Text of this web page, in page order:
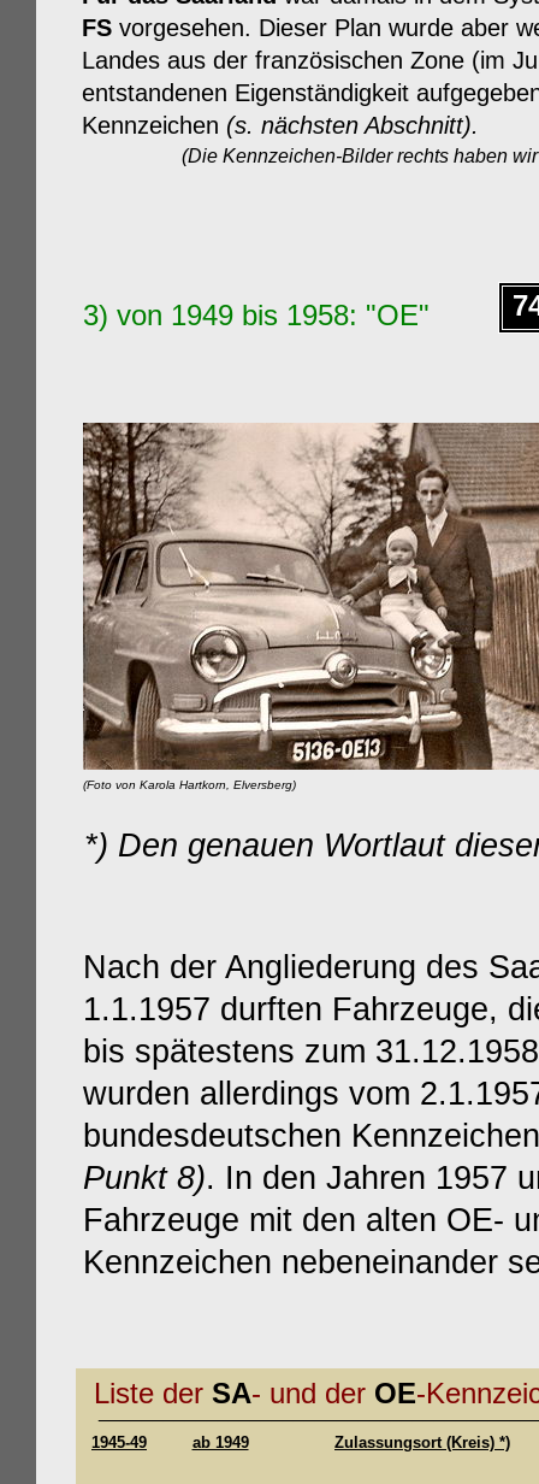
FS vorgesehen. Dieser Plan wurde aber
Landes aus der französischen Zone (im
entstandenen Eigenständigkeit
Kennzeichen (s. nächsten Abschnitt).
(Die Kennzeichen-Bilder rechts haben
3) von 1949 bis 1958: "OE"
(Foto von Karola Hartkorn, Elversberg)
*) Den genauen Wortlaut
Nach der Angliederung des
1.1.1957 durften Fahrzeuge,
bis spätestens zum
wurden allerdings vom
bundesdeutschen
Punkt 8). In den Jahren 1957
Fahrzeuge mit den alten OE-
Kennzeichen nebeneinander
Liste der SA- und der OE-
1945-49 ab 1949 Zulassungsort (Kreis) *)